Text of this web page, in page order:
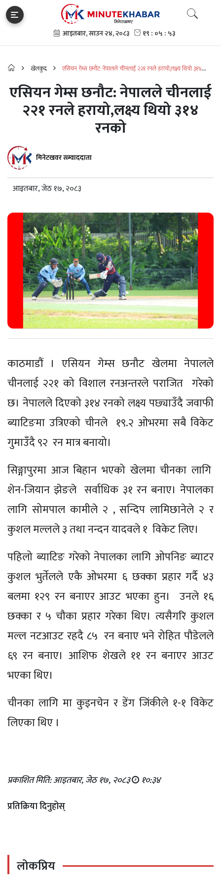
खेलकुद
एसियन गेम्स छनौट: नेपालले चीनलाई २२१ रनले हरायो,लक्ष्य थियो ३१४
एसियन गेम्स छनौट: नेपालले चीनलाई
२२१ रनले हरायो,लक्ष्य थियो ३१४
रनको
मिनेटखवर सम्वाददाता
आइतबार, जेठ १७, २०८३
काठमाडौं । एसियन गेम्स छनौट खेलमा नेपालले
चीनलाई २२१ को विशाल रनअन्तरले पराजित गरेको
छ। नेपालले दिएको ३१४ रनको लक्ष्य पछ्याउँदै जवाफी
ब्याटिङमा उत्रिएको चीनले १९.२ ओभरमा सबै विकेट
गुमाउँदै ९२ रन मात्र बनायो।
सिङ्गापुरमा आज बिहान भएको खेलमा चीनका लागि
शेन-जियान झेङले सर्वाधिक ३१ रन बनाए। नेपालका
लागि सोमपाल कामीले २ , सन्दिप लामिछानेले २ र
कुशल मल्लले ३ तथा नन्दन यादवले १ विकेट लिए।
पहिलो ब्याटिङ गरेको नेपालका लागि ओपनिङ ब्याटर
कुशल भुर्तेलले एकै ओभरमा ६ छक्का प्रहार गर्दै ४३
बलमा १२९ रन बनाएर आउट भएका हुन। उनले १६
छक्का र ५ चौका प्रहार गरेका थिए। त्यसैगरि कुशल
मल्ल नटआउट रहदै ८५ रन बनाए भने रोहित पौडेलले
६९ रन बनाए। आशिफ शेखले ११ रन बनाएर आउट
भएका थिए।
चीनका लागि मा कुइनचेन र डेंग जिंकीले १-१ विकेट
लिएका थिए ।
प्रकाशित मिति: आइतबार, जेठ १७, २०८३ १०:३४
प्रतिक्रिया दिनुहोस्
लोकप्रिय